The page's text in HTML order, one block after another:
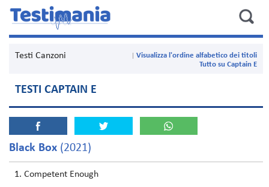
Testi Canzoni
Visualizza l'ordine alfabetico dei titoli
Tutto su Captain E
TESTI CAPTAIN E
Black Box (2021)
Competent Enough